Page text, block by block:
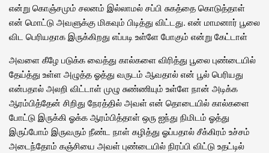
என்று கொஞ்சமும் சலனம் இல்லாமல் சப்பி சுகத்தை கொடுத்தாள்
என் மொட்டு அவளுக்கு மிகவும் பிடித்து விட்டது. என் மாமனார் பூலை
விட பெரியதாக இருக்கிறது எப்படி உள்ளே போகும் என்று கேட்டாள்
அவளை கீழே படுக்க வைத்து கால்களை விரித்து பூலை புண்டையில்
தேய்த்து உள்ள அழுத்த ஓத்து வருடம் ஆவதால் என் பூல் பெரியது
என்பதால் அலறி விட்டாள் முழு சுண்ணியும் உள்ளே நான் அடிக்க
ஆரம்பித்தேன் சிறிது நேரத்தில் அவள் என் தொடையில் கால்களை
போட்டு இருக்கி ஓக்க ஆரம்பித்தாள் ஒரு ஐந்து நிமிடம் ஓத்து
இருப்போம் இருவரும் நீண்ட நாள் கழித்து ஓப்பதால் சீக்கிரம் உச்சம்
அடைந்தோம் கஞ்சியை அவள் புண்டையில் நிரப்பி விட்டு உதட்டில்